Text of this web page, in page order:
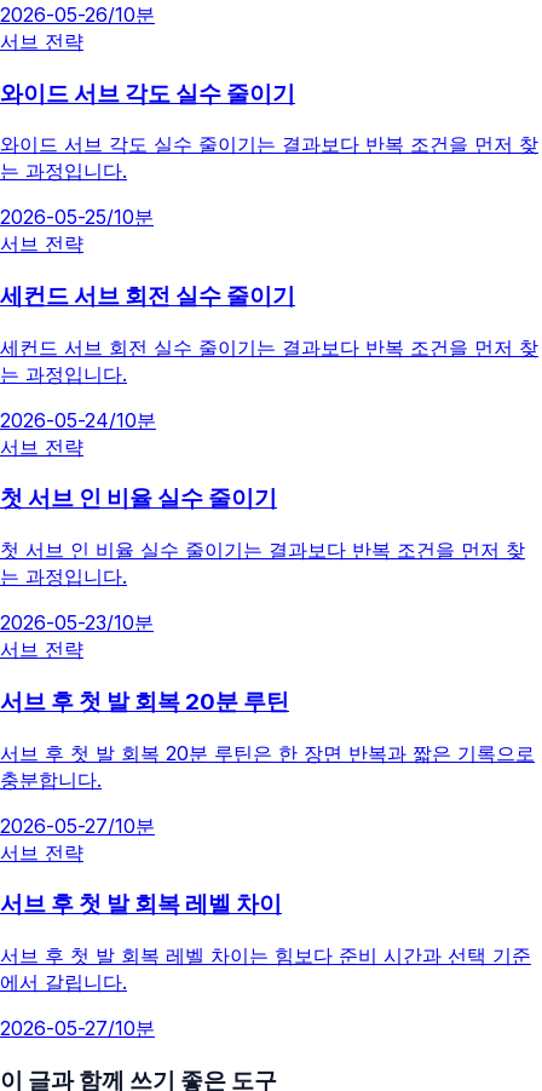
2026-05-26/10분
서브 전략
와이드 서브 각도 실수 줄이기
와이드 서브 각도 실수 줄이기는 결과보다 반복 조건을 먼저 찾
는 과정입니다.
2026-05-25/10분
서브 전략
세컨드 서브 회전 실수 줄이기
세컨드 서브 회전 실수 줄이기는 결과보다 반복 조건을 먼저 찾
는 과정입니다.
2026-05-24/10분
서브 전략
첫 서브 인 비율 실수 줄이기
첫 서브 인 비율 실수 줄이기는 결과보다 반복 조건을 먼저 찾
는 과정입니다.
2026-05-23/10분
서브 전략
서브 후 첫 발 회복 20분 루틴
서브 후 첫 발 회복 20분 루틴은 한 장면 반복과 짧은 기록으로
충분합니다.
2026-05-27/10분
서브 전략
서브 후 첫 발 회복 레벨 차이
서브 후 첫 발 회복 레벨 차이는 힘보다 준비 시간과 선택 기준
에서 갈립니다.
2026-05-27/10분
이 글과 함께 쓰기 좋은 도구